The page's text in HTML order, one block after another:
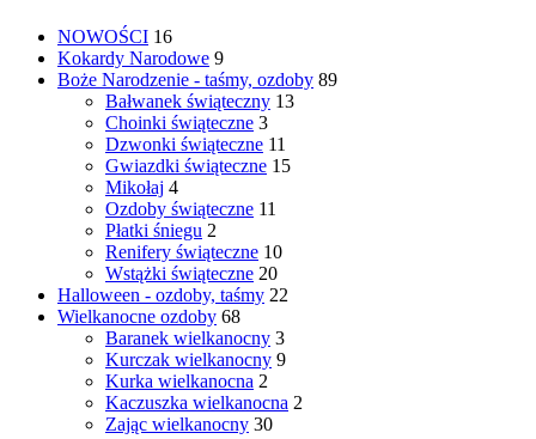
NOWOŚCI 16
Kokardy Narodowe 9
Boże Narodzenie - taśmy, ozdoby 89
Bałwanek świąteczny 13
Choinki świąteczne 3
Dzwonki świąteczne 11
Gwiazdki świąteczne 15
Mikołaj 4
Ozdoby świąteczne 11
Płatki śniegu 2
Renifery świąteczne 10
Wstążki świąteczne 20
Halloween - ozdoby, taśmy 22
Wielkanocne ozdoby 68
Baranek wielkanocny 3
Kurczak wielkanocny 9
Kurka wielkanocna 2
Kaczuszka wielkanocna 2
Zając wielkanocny 30